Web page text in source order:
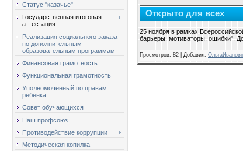
Статус "казачье"
Государственная итоговая
аттестация
Реализация социального заказа
по дополнительным
образовательным программам
Финансовая грамотность
Функциональная грамотность
Уполномоченный по правам
ребенка
Совет обучающихся
Наш профсоюз
Противодействие коррупции
Методическая копилка
Открыто для всех
25 ноября в рамках
барьеры, мотиваторы, ошибки".
Просмотров: 82 | Добавил: